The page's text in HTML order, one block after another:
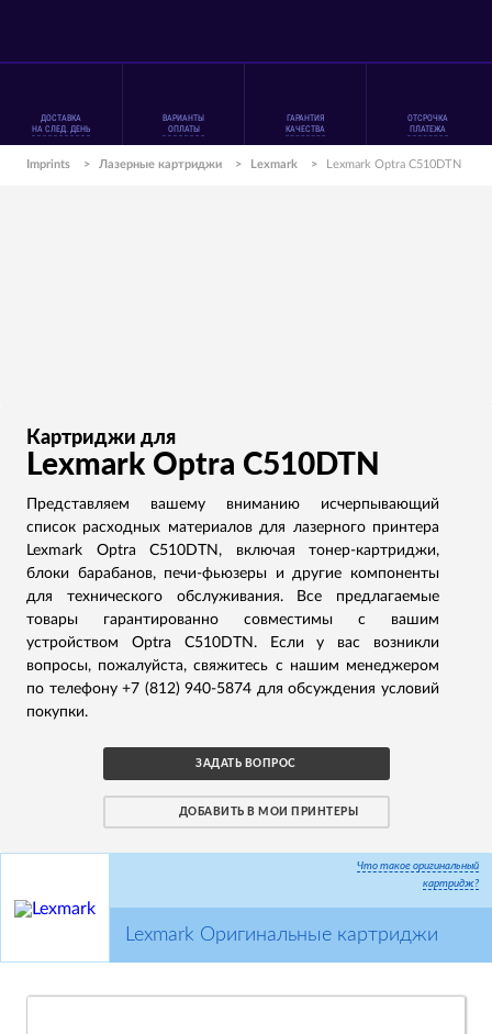
ДОСТАВКА
НА СЛЕД. ДЕНЬ
ВАРИАНТЫ
ОПЛАТЫ
ГАРАНТИЯ
КАЧЕСТВА
ОТСРОЧКА
ПЛАТЕЖА
Imprints > Лазерные картриджи > Lexmark > Lexmark Optra C510DTN
Картриджи для
Lexmark Optra C510DTN
Представляем вашему вниманию исчерпывающий
список расходных материалов для лазерного принтера
Lexmark Optra C510DTN, включая тонер-картриджи,
блоки барабанов, печи-фьюзеры и другие компоненты
для технического обслуживания. Все предлагаемые
товары гарантированно совместимы с вашим
устройством Optra C510DTN. Если у вас возникли
вопросы, пожалуйста, свяжитесь с нашим менеджером
по телефону +7 (812) 940-5874 для обсуждения условий
покупки.
ЗАДАТЬ ВОПРОС
ДОБАВИТЬ В МОИ ПРИНТЕРЫ
Что такое оригинальный
картридж?
Lexmark Оригинальные картриджи